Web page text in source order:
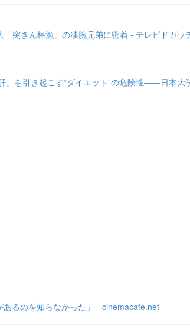
「突きん棒漁」の凄腕兄弟に密着 - テレビドガッ
」を引き起こす“ダイエット”の危険性――日本
あるのを知らなかった」 - cinemacafe.net